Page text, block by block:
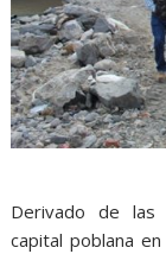
Derivado de las
capital poblana